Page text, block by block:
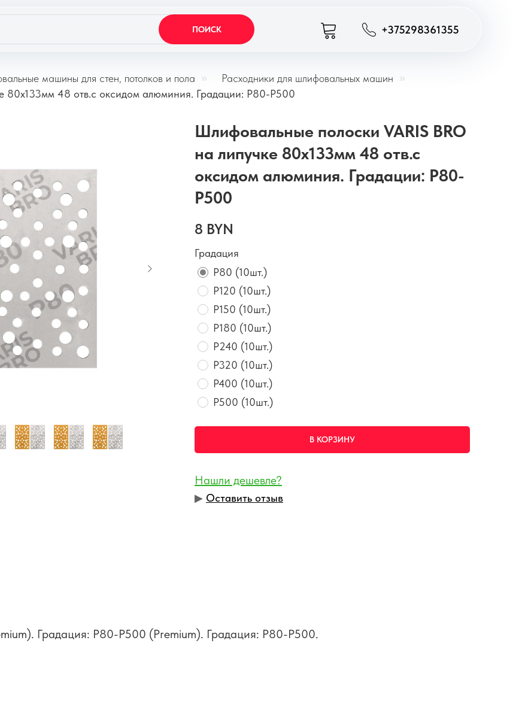
+375298361355
ПОИСК
машины для стен, потолков и пола » Расходники для шлифовальных машин »
80x133мм 48 отв.с оксидом алюминия. Градации: P80-P500
Шлифовальные полоски VARIS BRO
на липучке 80x133мм 48 отв.с
оксидом алюминия. Градации: P80-
P500
8 BYN
Градация
P80 (10шт.)
P120 (10шт.)
P150 (10шт.)
P180 (10шт.)
P240 (10шт.)
P320 (10шт.)
P400 (10шт.)
P500 (10шт.)
В КОРЗИНУ
Нашли дешевле?
▶︎ Оставить отзыв
Градация: P80-P500 (Premium). Градация: P80-P500.